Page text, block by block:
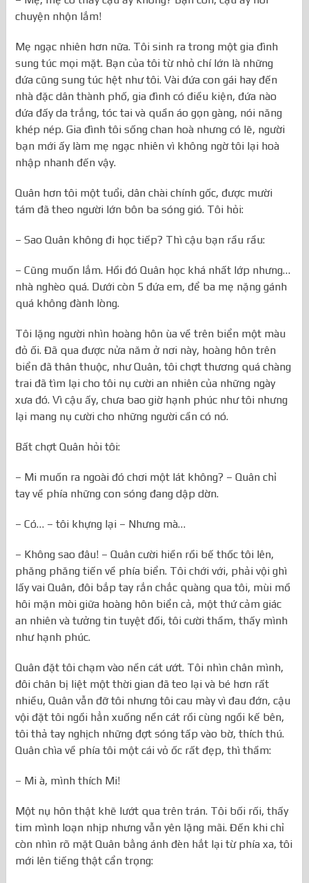
chuyện nhộn lắm!
Mẹ ngạc nhiên hơn nữa. Tôi sinh ra trong một gia đình
sung túc mọi mặt. Bạn của tôi từ nhỏ chí lớn là những
đứa cũng sung túc hệt như tôi. Vài đứa con gái hay đến
nhà đặc dân thành phố, gia đình có điều kiện, đứa nào
đứa đấy da trắng, tóc tai và quần áo gọn gàng, nói năng
khép nép. Gia đình tôi sống chan hoà nhưng có lẽ, người
bạn mới ấy làm mẹ ngạc nhiên vì không ngờ tôi lại hoà
nhập nhanh đến vậy.
Quân hơn tôi một tuổi, dân chài chính gốc, được mười
tám đã theo người lớn bôn ba sóng gió. Tôi hỏi:
– Sao Quân không đi học tiếp? Thì cậu bạn rầu rầu:
– Cũng muốn lắm. Hồi đó Quân học khá nhất lớp nhưng…
nhà nghèo quá. Dưới còn 5 đứa em, để ba mẹ nặng gánh
quá không đành lòng.
Tôi lặng người nhìn hoàng hôn ùa về trên biển một màu
đỏ ối. Đã qua được nửa năm ở nơi này, hoàng hôn trên
biển đã thân thuộc, như Quân, tôi chợt thương quá chàng
trai đã tìm lại cho tôi nụ cười an nhiên của những ngày
xưa đó. Vì cậu ấy, chưa bao giờ hạnh phúc như tôi nhưng
lại mang nụ cười cho những người cần có nó.
Bất chợt Quân hỏi tôi:
– Mi muốn ra ngoài đó chơi một lát không? – Quân chỉ
tay về phía những con sóng đang dập dờn.
– Có… – tôi khựng lại – Nhưng mà…
– Không sao đâu! – Quân cười hiền rồi bế thốc tôi lên,
phăng phăng tiến về phía biển. Tôi chới với, phải vội ghì
lấy vai Quân, đôi bắp tay rắn chắc quàng qua tôi, mùi mồ
hôi mặn mòi giữa hoàng hôn biển cả, một thứ cảm giác
an nhiên và tưởng tin tuyệt đối, tôi cười thầm, thấy mình
như hạnh phúc.
Quân đặt tôi chạm vào nền cát ướt. Tôi nhìn chân mình,
đôi chân bị liệt một thời gian đã teo lại và bé hơn rất
nhiều, Quân vẫn đỡ tôi nhưng tôi cau mày vì đau đớn, cậu
vội đặt tôi ngồi hẳn xuống nền cát rồi cùng ngồi kế bên,
tôi thả tay nghịch những đợt sóng tấp vào bờ, thích thú.
Quân chìa về phía tôi một cái vỏ ốc rất đẹp, thì thầm:
– Mi à, mình thích Mi!
Một nụ hôn thật khẽ lướt qua trên trán. Tôi bối rối, thấy
tim mình loạn nhịp nhưng vẫn yên lặng mãi. Đến khi chỉ
còn nhìn rõ mặt Quân bằng ánh đèn hắt lại từ phía xa, tôi
mới lên tiếng thật cẩn trọng: